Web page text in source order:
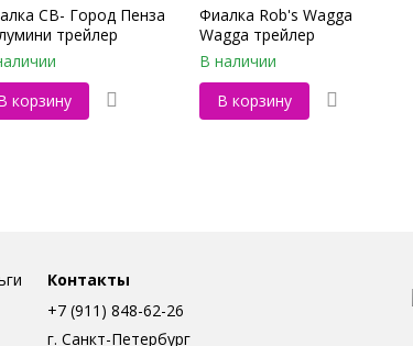
СВ- Город Пенза
трейлер
2023г
корзину
Фиалка Rob's Wagga
Wagga трейлер
В наличии
В корзину
Контакты
+7 (911) 848-62-26
г. Санкт-Петербург